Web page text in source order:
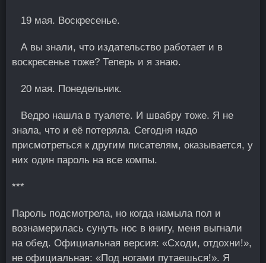
19 мая. Воскресенье.
А вы знали, что издательство работает и в
воскресенье тоже? Теперь и я знаю.
20 мая. Понедельник.
Ведро нашла в туалете. И швабру тоже. Я не
знала, что и её потеряла. Сегодня надо
присмотреться к другим писателям, оказывается, у
них один пароль на все компы.
***
Пароль подсмотрела, но когда намыла пол и
вознамерилась сунуть нос в книгу, меня выгнали
на обед. Официальная версия: «Сходи, отдохни!»,
не официальная: «Под ногами путаешься!». Я